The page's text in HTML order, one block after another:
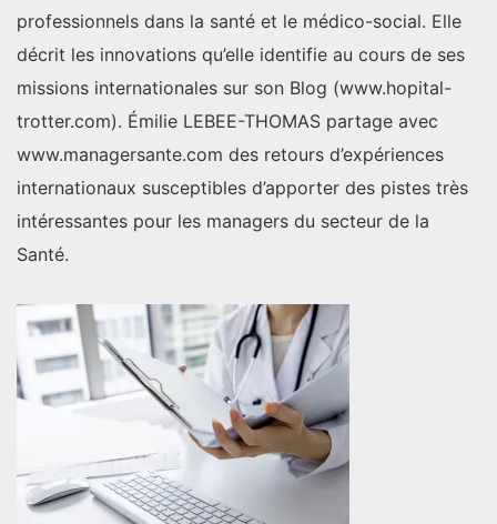
professionnels dans la santé et le médico-social. Elle
décrit les innovations qu’elle identifie au cours de ses
missions internationales sur son Blog (www.hopital-
trotter.com). Émilie LEBEE-THOMAS partage avec
www.managersante.com des retours d’expériences
internationaux susceptibles d’apporter des pistes très
intéressantes pour les managers du secteur de la
Santé.